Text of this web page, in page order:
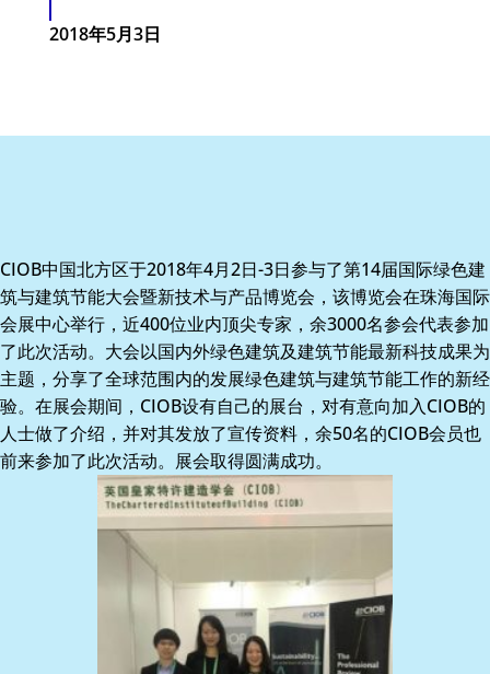
2018年5月3日
CIOB中国北方区于2018年4月2日-3日参与了第14届国际绿色建
筑与建筑节能大会暨新技术与产品博览会，该博览会在珠海国际
会展中心举行，近400位业内顶尖专家，余3000名参会代表参加
了此次活动。大会以国内外绿色建筑及建筑节能最新科技成果为
主题，分享了全球范围内的发展绿色建筑与建筑节能工作的新经
验。在展会期间，CIOB设有自己的展台，对有意向加入CIOB的
人士做了介绍，并对其发放了宣传资料，余50名的CIOB会员也
前来参加了此次活动。展会取得圆满成功。